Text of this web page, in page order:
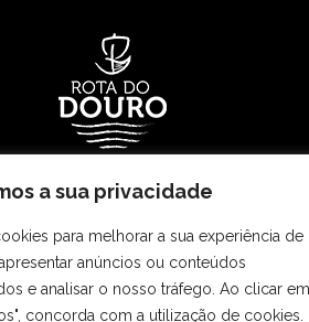
a sua privacidade
para melhorar a sua experiência de
anúncios ou conteúdos
e analisar o nosso tráfego. Ao clicar em
concorda com a utilização de cookies.
Rota Ouro do Douro – Restauração e
e Terrestre, lda.
Matricula e NIPC n.º 504413732
Capital Social € 50.000,00
RNAAT 45/2011 | RNAVT 4413